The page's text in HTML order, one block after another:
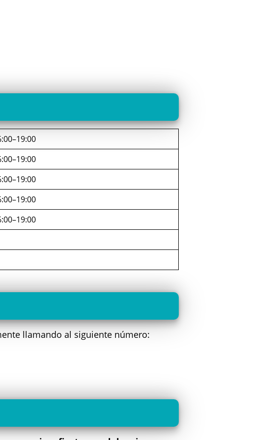
llamando al siguiente número: